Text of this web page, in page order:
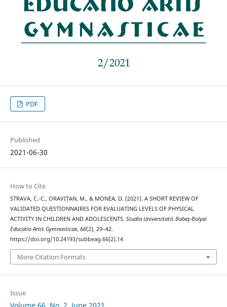
PDF
Published
2021-06-30
How to Cite
STRAVA, C.-C., ORAVIȚAN, M., & MONEA, D. (2021). A SHORT REVIEW OF
VALIDATED QUESTIONNAIRES FOR EVALUATING LEVELS OF PHYSICAL
ACTIVITY IN CHILDREN AND ADOLESCENTS. Studia Universitatis Babeş-Bolyai
Educatio Artis Gymnasticae, 66(2), 29–42.
https://doi.org/10.24193/subbeag.66(2).14
More Citation Formats
Issue